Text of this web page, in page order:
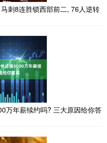
刺8连胜锁西部前二, 76人逆转
万年薪续约吗? 三大原因给你答